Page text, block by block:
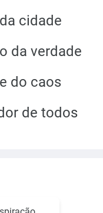
cidade
da verdade
do caos
de todos